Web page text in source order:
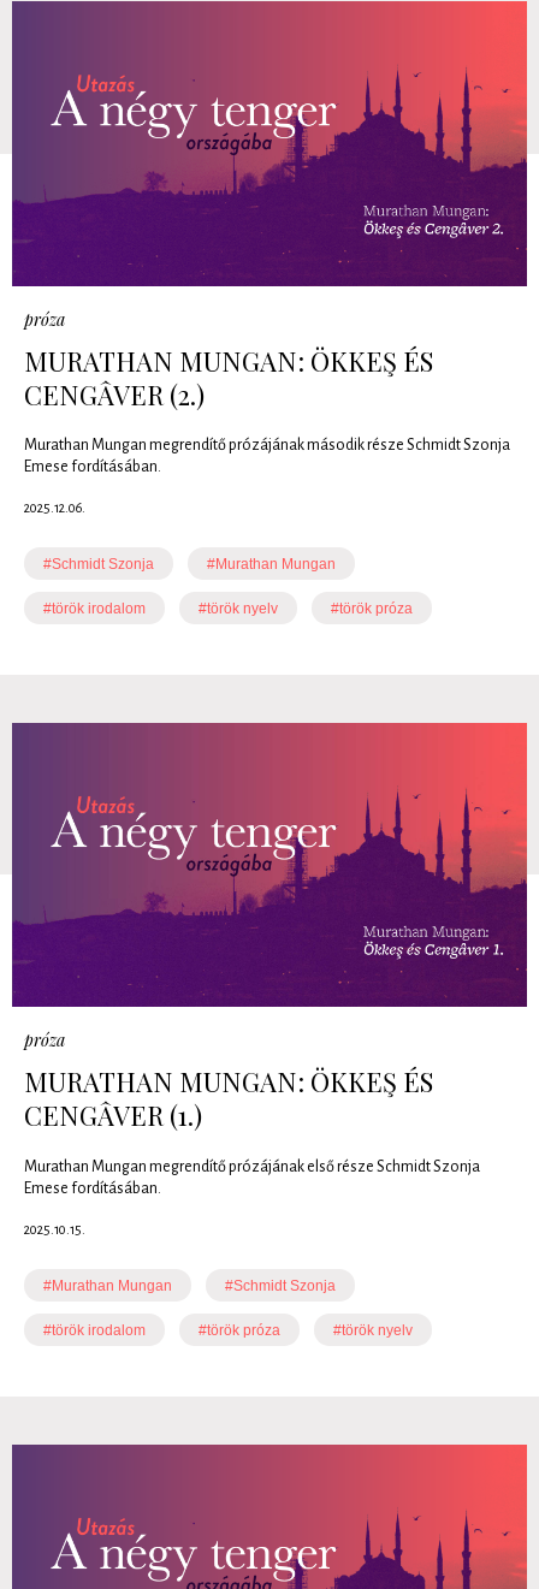
próza
MURATHAN MUNGAN: ÖKKEŞ ÉS
CENGÂVER (2.)
Murathan Mungan megrendítő prózájának második része Schmidt Szonja
Emese fordításában.
2025.12.06.
#Schmidt Szonja #Murathan Mungan
#török irodalom #török nyelv #török próza
próza
MURATHAN MUNGAN: ÖKKEŞ ÉS
CENGÂVER (1.)
Murathan Mungan megrendítő prózájának első része Schmidt Szonja
Emese fordításában.
2025.10.15.
#Murathan Mungan #Schmidt Szonja
#török irodalom #török próza #török nyelv